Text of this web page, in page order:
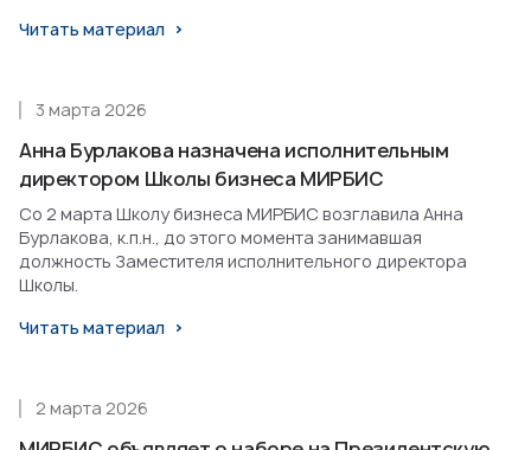
Читать материал
Анна Бурлакова назначена исполнительным
директором Школы бизнеса МИРБИС
3 марта 2026
Со 2 марта Школу бизнеса МИРБИС возглавила Анна
Бурлакова, к.п.н., до этого момента занимавшая
должность Заместителя исполнительного директора
Школы.
Читать материал
2 марта 2026